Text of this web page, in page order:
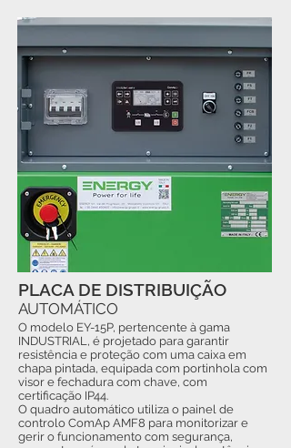
O modelo EY-15P, pertencente à gama
INDUSTRIAL, é projetado para garantir
resistência e proteção com uma caixa em
chapa pintada, equipada com portinhola com
visor e fechadura com chave, com
certificação IP44.
O quadro automático utiliza o painel de
controlo ComAp AMF8 para monitorizar e
gerir o funcionamento com segurança,
PLACA DE DISTRIBUIÇÃO
AUTOMÁTICO